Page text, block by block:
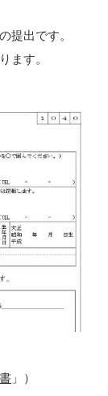
提出です。
ます。
」）